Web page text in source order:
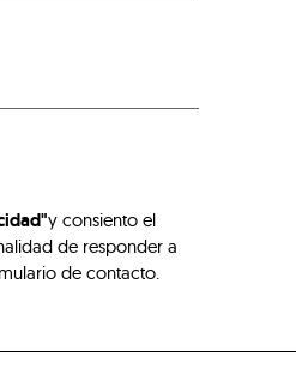
y consiento el
de responder a
de contacto.